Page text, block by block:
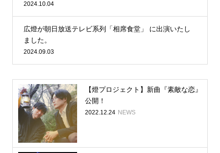
2024.10.04
広燈が朝日放送テレビ系列「相席食堂」 に出演いたし
ました。
2024.09.03
【燈プロジェクト】新曲『素敵な恋』
公開！
2022.12.24 NEWS